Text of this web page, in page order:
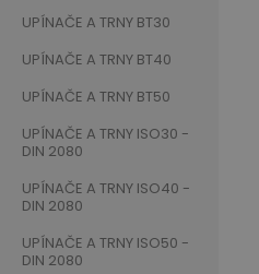
UPÍNAČE A TRNY BT30
UPÍNAČE A TRNY BT40
UPÍNAČE A TRNY BT50
UPÍNAČE A TRNY ISO30 -
DIN 2080
UPÍNAČE A TRNY ISO40 -
DIN 2080
UPÍNAČE A TRNY ISO50 -
DIN 2080